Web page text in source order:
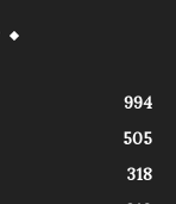
994
505
318